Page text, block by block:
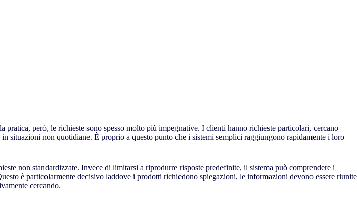
però, le richieste sono spesso molto più impegnative. I clienti hanno richieste particolari, cercano
situazioni non quotidiane. È proprio a questo punto che i sistemi semplici raggiungono rapidamente i loro
non standardizzate. Invece di limitarsi a riprodurre risposte predefinite, il sistema può comprendere i
è particolarmente decisivo laddove i prodotti richiedono spiegazioni, le informazioni devono essere riunite
cercando.